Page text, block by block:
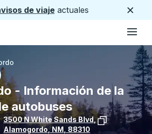
de viajeactuales
Trailways
- Información de la
autobuses
3500 N White Sands Blvd,
Alamogordo ,NM 88310